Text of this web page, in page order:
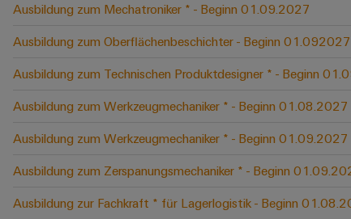
Ausbildung zum Mechatroniker * - Beginn 01.09.2027
Ausbildung zum Oberflächenbeschichter - Beginn 01.092027
Ausbildung zum Technischen Produktdesigner * - Beginn
Ausbildung zum Werkzeugmechaniker * - Beginn 01.08.2027
Ausbildung zum Werkzeugmechaniker * - Beginn 01.09.2027
Ausbildung zum Zerspanungsmechaniker * - Beginn
Ausbildung zur Fachkraft * für Lagerlogistik - Beginn